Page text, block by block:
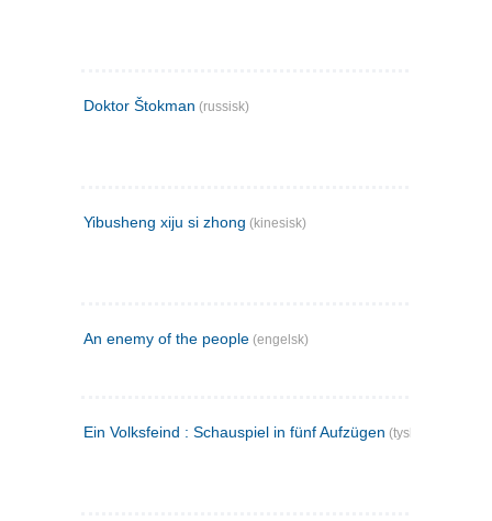
Doktor Štokman (russisk)
Yibusheng xiju si zhong (kinesisk)
An enemy of the people (engelsk)
Ein Volksfeind : Schauspiel in fünf Aufzügen (tysk)